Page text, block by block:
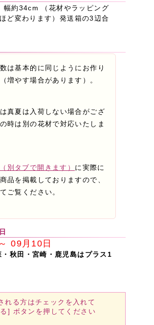
約34cm （花材やラッピング
ど変わります）発送箱の3辺合
は基本的に同じようにお作り
増やす場合があります）。
真夏は入荷しない場合がござ
時は別の花材で対応いたしま
別タブで開きます） に実際に
品を掲載しておりますので、
ご覧ください。
09月10日
秋田・宮崎・鹿児島はプラス1
れる方はチェックを入れて
] ボタンを押してください